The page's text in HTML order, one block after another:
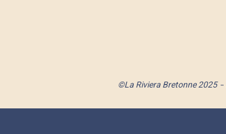
©La Riviera Bretonne 2025